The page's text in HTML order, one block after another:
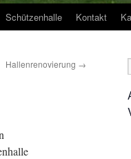
Schützenhalle Kontakt
Hallenrenovierung →